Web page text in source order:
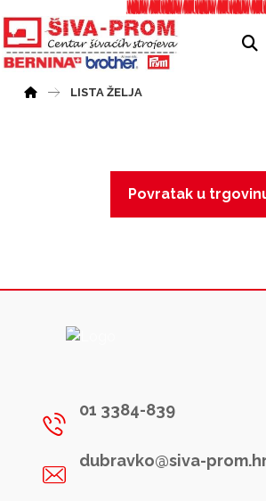
LISTA ŽELJA
Povratak u
01 3384-839
dubravko@siva-